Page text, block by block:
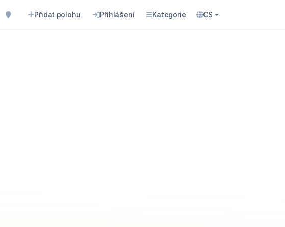
Přidat polohu Příhlášení Kategorie CS